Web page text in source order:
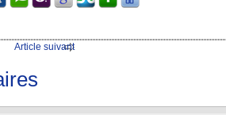
Article suivant